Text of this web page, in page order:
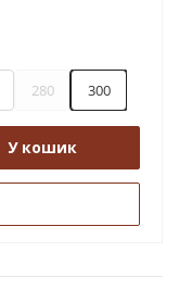
280 300
У кошик